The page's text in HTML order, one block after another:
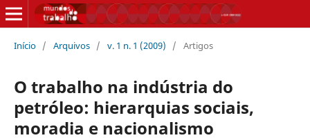
Início / Arquivos / v. 1 n. 1 (2009) / Artigos
O trabalho na indústria do
petróleo: hierarquias sociais,
moradia e nacionalismo